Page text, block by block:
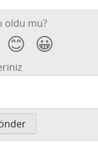
oldu mu?
😊 😀